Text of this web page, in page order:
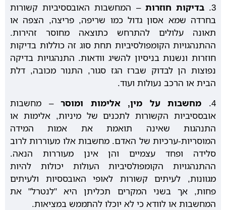
3. בדיקות חוזרות – המחשבות האובססיביות קשורות
בחרדה שמא אסון גדול כמו שריפה, פריצה, הצפה או
תאונה עלולים להתרחש כתוצאה מחוסר זהירות.
ההתנהגויות הקומפולסיביות תחת סוג זה כוללות בדיקות
חוזרות ונשנות בניסיון להשיג וודאות. התנהגויות בדיקה
נפוצות הן לבדוק שברז הגז סגור, התנור מכובה, דלת
הבית או הרכב נעולות ועוד.
4.
מחשבות על מין, אלימות ומוסר– מחשבות
אובססיביות הקשורות לתכנים של מיניות, אלימות או
התנהגות שאינה תואמת את אמות המידה
המוסריות-ערכיות של האדם. מחשבות אלו מעוררות לרוב
סלידה ופחד עצמיים והן אינן מעוררות הנאה.
ההתנהגויות הקומפולסיביות העולות יכולות להיות
מגוונות, לעיתים קשורות לאופי האובססיות ולעיתים
פחות, אך בשני המקרים תכליתן היא "לנטרל" את
המחשבות או לוודא כי לא יוכלו להתממש במציאות.